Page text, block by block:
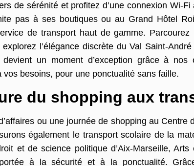
de sérénité et profitez d’une connexion Wi-Fi
pas à ses boutiques ou au Grand Hôtel
de transport haut de gamme. Parcourez
l’élégance discrète du Val Saint-
un moment d’exception grâce à nos
besoins, pour une ponctualité sans faille.
du shopping aux
ou une journée de shopping au Centre
également le transport scolaire de la
et de science politique d’Aix-Marseille, Arts
à la sécurité et à la ponctualité.